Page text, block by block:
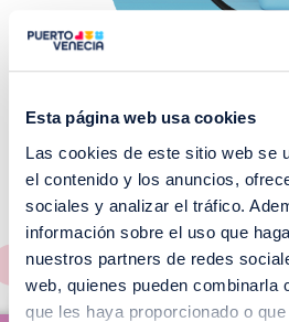
Esta página web usa cookies
Las cookies de este sitio web se
el contenido y los anuncios,
sociales y analizar el tráfico.
información sobre el uso que
nuestros partners de redes
web, quienes pueden combinarla
que les haya proporcionado o
¡No te pierdas
EVENTOS!
Ver todos >